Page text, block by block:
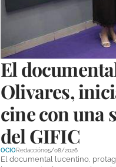
El
Olivares,
cine con una
del GIFIC
OCIORedacción05/08/2026
El documental lucentino,